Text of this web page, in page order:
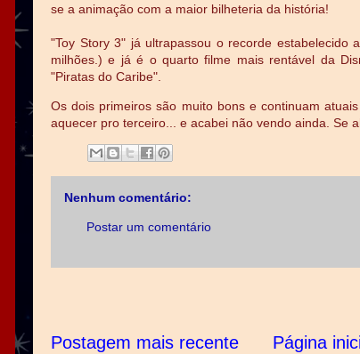
se a animação com a maior bilheteria da história!
"Toy Story 3" já ultrapassou o recorde estabelecido
milhões.) e já é o quarto filme mais rentável da
"Piratas do Caribe".
Os dois primeiros são muito bons e continuam
aquecer pro terceiro... e acabei não vendo ainda. Se
Nenhum comentário:
Postar um comentário
Postagem mais recente Página